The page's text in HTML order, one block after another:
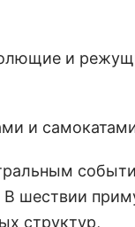
и
и
шествии
структур,